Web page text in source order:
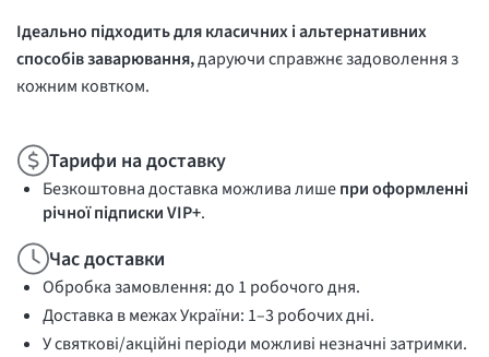
Ідеально підходить для класичних і альтернативних
способів заварювання,даруючи справжнє задоволення з
кожним ковтком.
Тарифи на доставку
Безкоштовна доставка можлива лишепри оформленні
річної підписки VIP+.
Час доставки
Обробка замовлення: до 1 робочого дня.
Доставка в межах України: 1–3 робочих дні.
У святкові/акційні періоди можливі незначні затримки.